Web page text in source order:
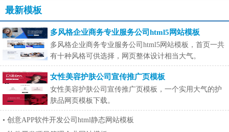
最新模板
多风格企业商务专业服务公司html5网站模板
多风格企业商务专业服务公司html5网站模板，首页一共
有十种风格可供选择，网页整体设计相当大气。
女性美容护肤公司宣传推广页模板
女性美容护肤公司宣传推广页模板，一个实用大气的护
肤品网页模板下载。
• 创意APP软件开发公司html静态网站模板